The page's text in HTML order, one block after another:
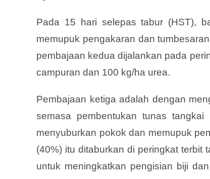
Pada 15 hari selepas tabur (HST),
memupuk pengakaran dan
pembajaan kedua dijalankan pada
campuran dan 100 kg/ha urea.
Pembajaan ketiga adalah dengan
semasa pembentukan tunas
menyuburkan pokok dan memupuk
(40%) itu ditaburkan di peringkat terbit
untuk meningkatkan pengisian biji